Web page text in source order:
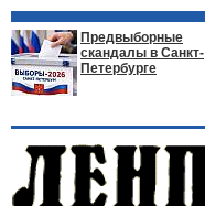
Предвыборные
скандалы в Санкт-
Петербурге